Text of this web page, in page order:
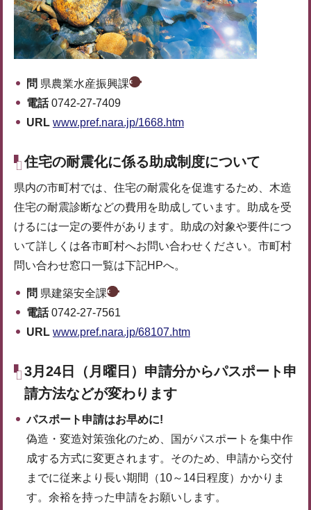
問 県農業水産振興課
電話0742-27-7409
URL www.pref.nara.jp/1668.htm
住宅の耐震化に係る助成制度について
県内の市町村では、住宅の耐震化を促進するため、木造
住宅の耐震診断などの費用を助成しています。助成を受
けるには一定の要件があります。助成の対象や要件につ
いて詳しくは各市町村へお問い合わせください。市町村
問い合わせ窓口一覧は下記HPへ。
問 県建築安全課
電話0742-27-7561
URL www.pref.nara.jp/68107.htm
3月24日（月曜日）申請分からパスポート申
請方法などが変わります
パスポート申請はお早めに!
偽造・変造対策強化のため、国がパスポートを集中作
成する方式に変更されます。そのため、申請から交付
までに従来より長い期間（10～14日程度）かかりま
す。余裕を持った申請をお願いします。